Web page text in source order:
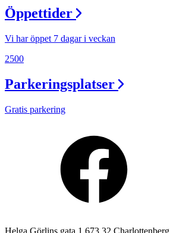
Öppettider
Vi har öppet 7 dagar i veckan
2500
Parkeringsplatser
Gratis parkering
Helga Görlins gata 1 673 32 Charlottenberg